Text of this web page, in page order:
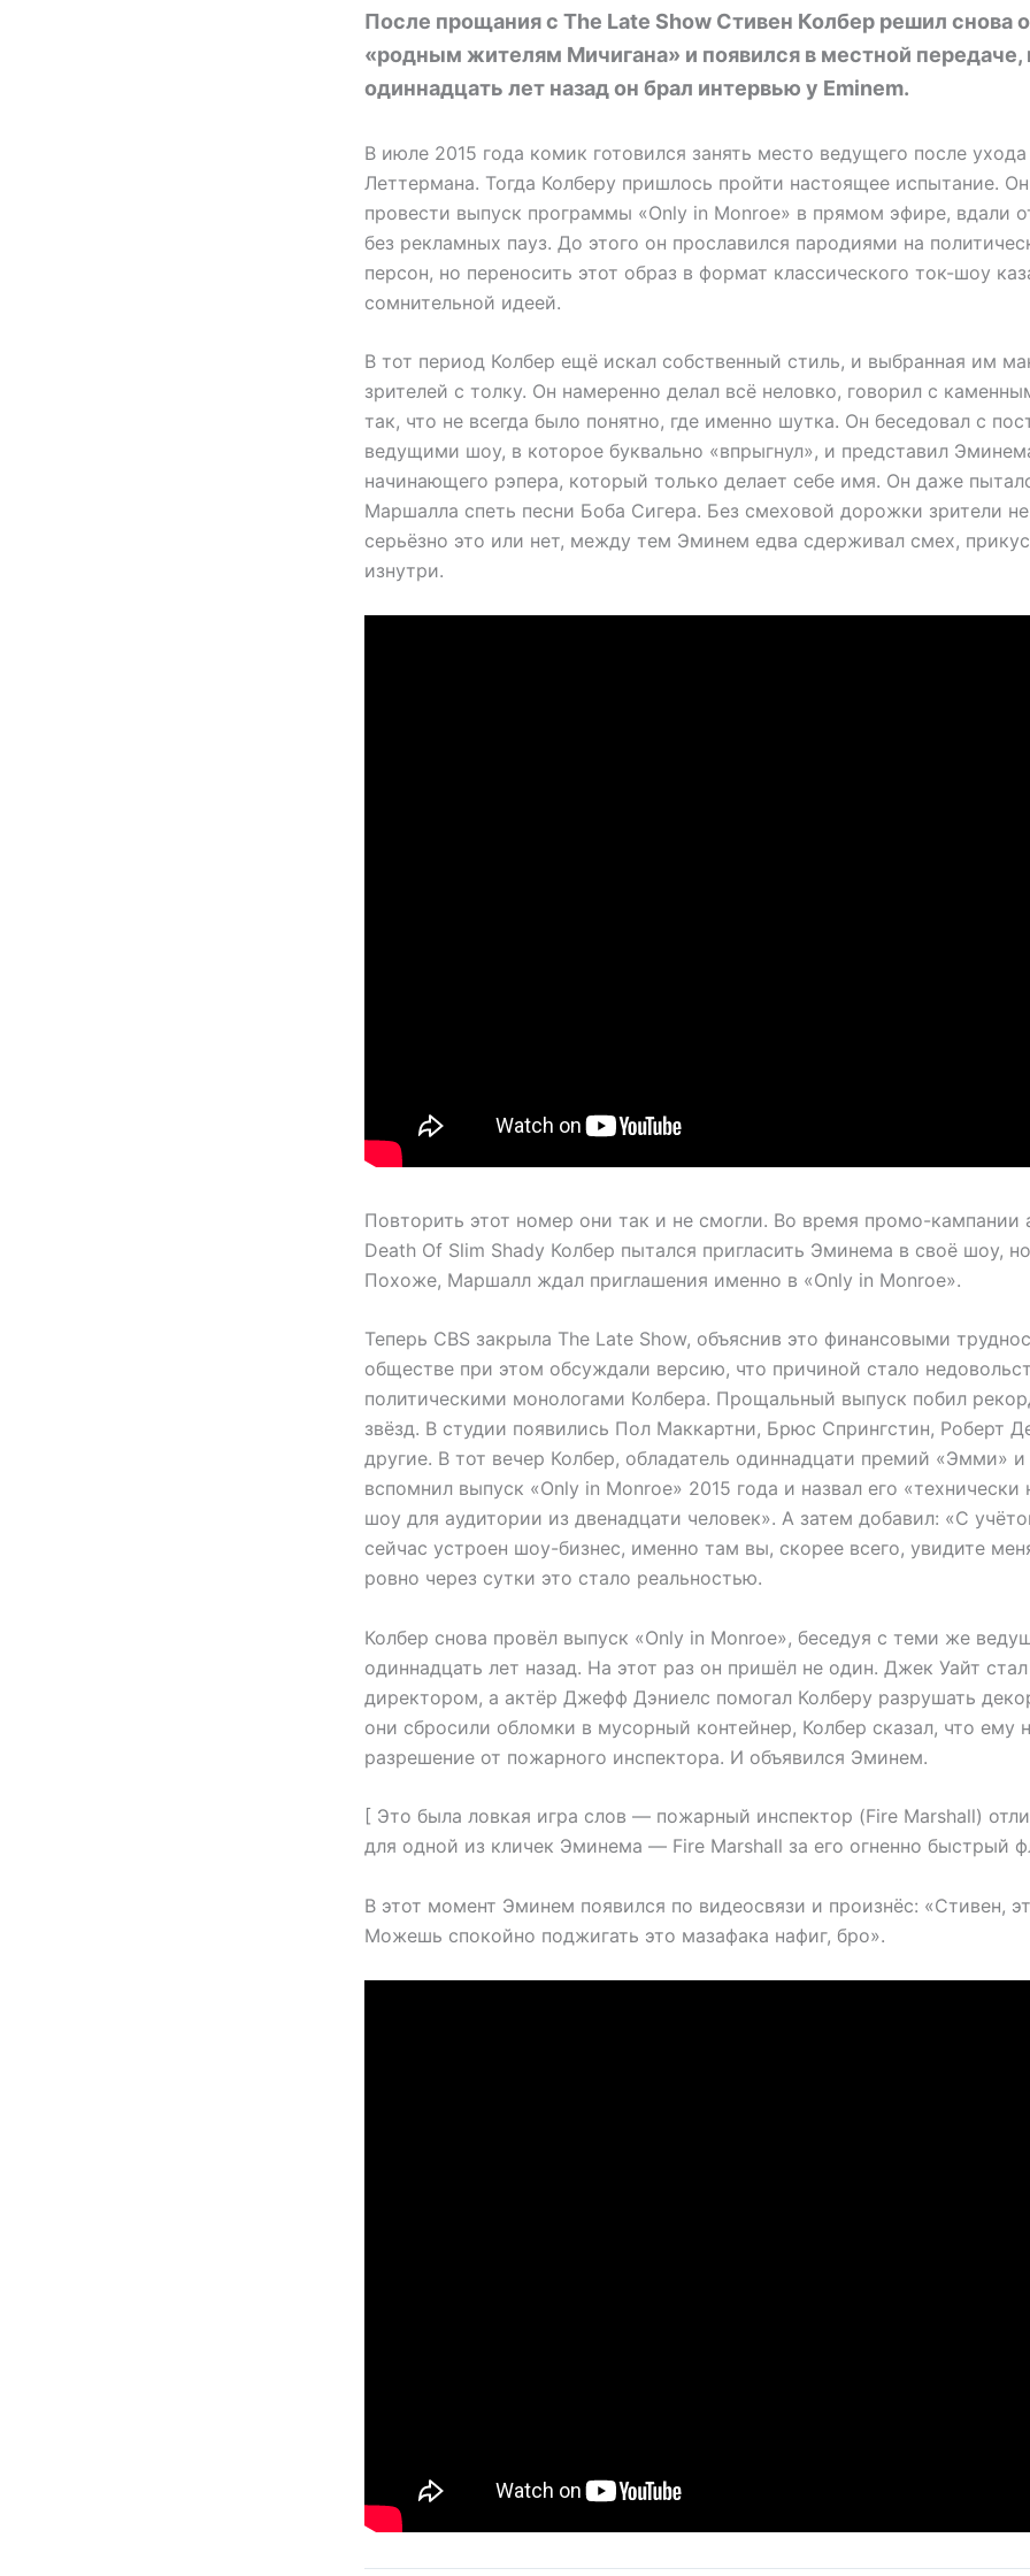
После прощания с The Late Show Стивен Колбер решил снова
«родным жителям Мичигана» и появился в местной передаче,
одиннадцать лет назад он брал интервью у Eminem.
В июле 2015 года комик готовился занять место ведущего после
Леттермана. Тогда Колберу пришлось пройти настоящее испытание.
провести выпуск программы «Only in Monroe» в прямом эфире, вдали
без рекламных пауз. До этого он прославился пародиями на
персон, но переносить этот образ в формат классического ток-шоу
сомнительной идеей.
В тот период Колбер ещё искал собственный стиль, и выбранная им
зрителей с толку. Он намеренно делал всё неловко, говорил с
так, что не всегда было понятно, где именно шутка. Он беседовал с
ведущими шоу, в которое буквально «впрыгнул», и представил
начинающего рэпера, который только делает себе имя. Он даже
Маршалла спеть песни Боба Сигера. Без смеховой дорожки зрители
серьёзно это или нет, между тем Эминем едва сдерживал смех,
изнутри.
Повторить этот номер они так и не смогли. Во время промо-кампании
Death Of Slim Shady Колбер пытался пригласить Эминема в своё шоу,
Похоже, Маршалл ждал приглашения именно в «Only in Monroe».
Теперь CBS закрыла The Late Show, объяснив это финансовыми
обществе при этом обсуждали версию, что причиной стало
политическими монологами Колбера. Прощальный выпуск побил
звёзд. В студии появились Пол Маккартни, Брюс Спрингстин, Роберт
другие. В тот вечер Колбер, обладатель одиннадцати премий «Эмми»
вспомнил выпуск «Only in Monroe» 2015 года и назвал его
шоу для аудитории из двенадцати человек». А затем добавил: «С
сейчас устроен шоу-бизнес, именно там вы, скорее всего, увидите
ровно через сутки это стало реальностью.
Колбер снова провёл выпуск «Only in Monroe», беседуя с теми же
одиннадцать лет назад. На этот раз он пришёл не один. Джек Уайт
директором, а актёр Джефф Дэниелс помогал Колберу разрушать
они сбросили обломки в мусорный контейнер, Колбер сказал, что ему
разрешение от пожарного инспектора. И объявился Эминем.
[ Это была ловкая игра слов — пожарный инспектор (Fire Marshall)
для одной из кличек Эминема — Fire Marshall за его огненно быстрый
В этот момент Эминем появился по видеосвязи и произнёс: «Стивен,
Можешь спокойно поджигать это мазафака нафиг, бро».